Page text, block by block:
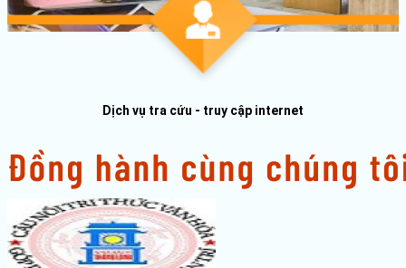
Dịch vụ tra cứu - truy cập internet